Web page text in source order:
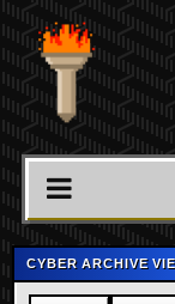
CYBER ARCHIVE